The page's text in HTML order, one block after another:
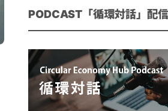
PODCAST「循環対話」配信